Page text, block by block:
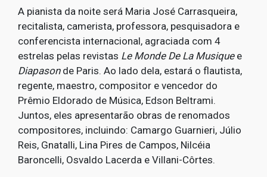
A pianista da noite será Maria José Carrasqueira,
recitalista, camerista, professora, pesquisadora e
conferencista internacional, agraciada com 4
estrelas pelas revistas Le Monde De La Musiquee
Diapasonde Paris. Ao lado dela, estará o flautista,
regente, maestro, compositor e vencedor do
Prêmio Eldorado de Música, Edson Beltrami.
Juntos, eles apresentarão obras de renomados
compositores, incluindo: Camargo Guarnieri, Júlio
Reis, Gnatalli, Lina Pires de Campos, Nilcéia
Baroncelli, Osvaldo Lacerda e Villani-Côrtes.